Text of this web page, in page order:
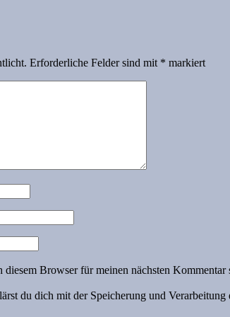
Erforderliche Felder sind mit * markiert
Browser für meinen nächsten Kommentar
du dich mit der Speicherung und